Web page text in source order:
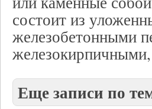
состоит из
железобетонными
Еще записи по